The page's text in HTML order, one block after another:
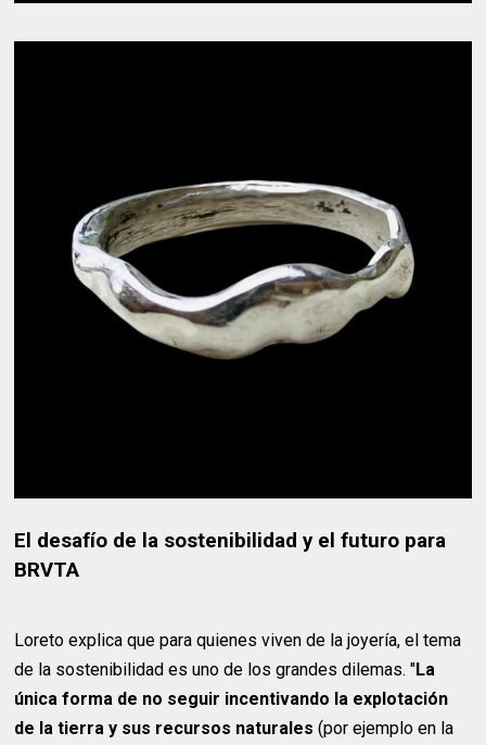
El desafío de la sostenibilidad y el futuro para
BRVTA
Loreto explica que para quienes viven de la joyería, el tema
de la sostenibilidad es uno de los grandes dilemas. "La
única forma de no seguir incentivando la explotación
de la tierra y sus recursos naturales (por ejemplo en la